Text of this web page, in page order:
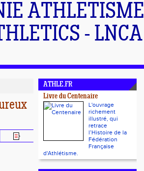
ATHLETISME
- LNCA
ATHLE.FR
Livre du Centenaire
L'ouvrage
richement
illustré, qui
retrace
l’Histoire de la
Fédération
Française
d'Athlétisme.